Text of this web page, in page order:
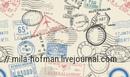
// mila-hofman.livejournal.com